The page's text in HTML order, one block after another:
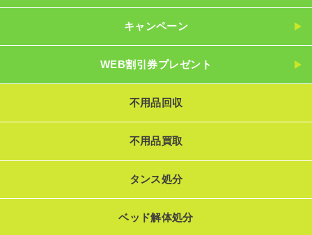
キャンペーン
WEB割引券プレゼント
不用品回収
不用品買取
タンス処分
ベッド解体処分